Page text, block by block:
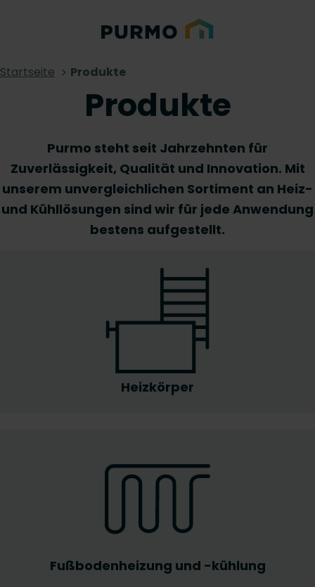
Startseite Produkte
Produkte
Purmo steht seit Jahrzehnten für
Zuverlässigkeit, Qualität und Innovation. Mit
unserem unvergleichlichen Sortiment an Heiz-
und Kühllösungen sind wir für jede Anwendung
bestens aufgestellt.
Heizkörper
Fußbodenheizung und -kühlung